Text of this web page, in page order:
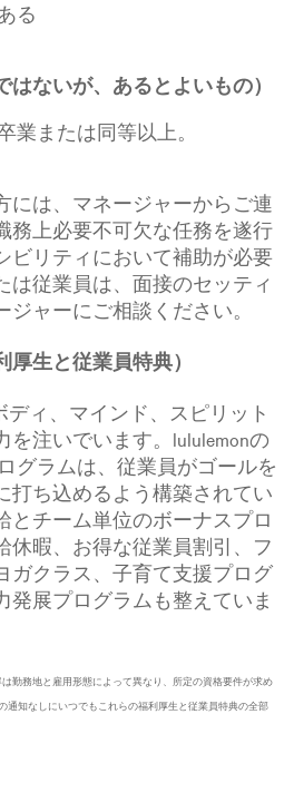
る
ないが、あるとよいもの）
業または同等以上。
には、マネージャーからご連
務上必要不可欠な任務を遂行
ビリティにおいて補助が必要
は従業員は、面接のセッティ
ャーにご相談ください。
生と従業員特典）
ディ、マインド、スピリット
を注いでいます。lululemonの
グラムは、従業員がゴールを
打ち込めるよう構築されてい
とチーム単位のボーナスプロ
休暇、お得な従業員割引、フ
ガクラス、子育て支援プログ
発展プログラムも整えていま
勤務地と雇用形態によって異なり、所定の資格要件が求め
通知なしにいつでもこれらの福利厚生と従業員特典の全部